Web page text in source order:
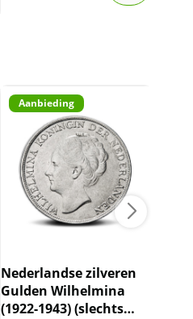
Aanbieding
Nederlandse zilveren
Gulden Wilhelmina
(1922-1943) (slechts